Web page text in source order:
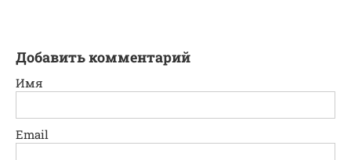
Добавить комментарий
Имя
Email